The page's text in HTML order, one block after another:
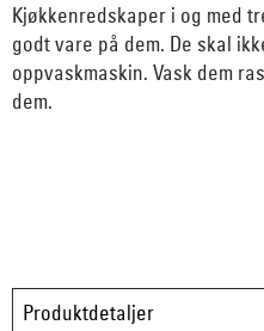
Kjøkkenredskaper i og med
godt vare på dem. De skal
oppvaskmaskin. Vask dem
dem.
Produktdetaljer